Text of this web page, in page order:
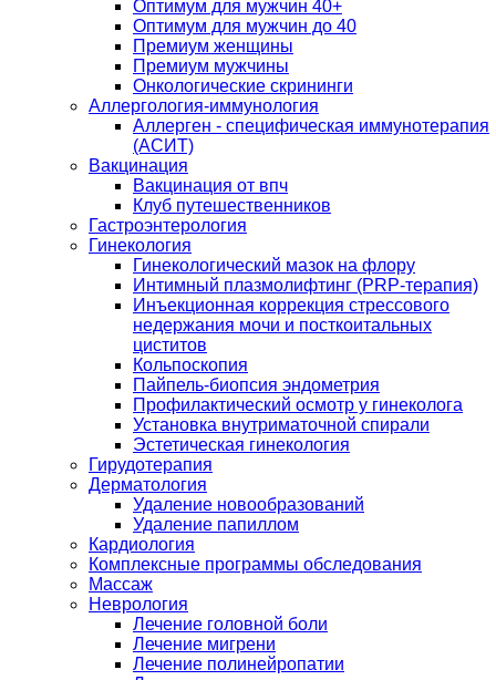
Оптимум для мужчин 40+
Оптимум для мужчин до 40
Премиум женщины
Премиум мужчины
Онкологические скрининги
Аллергология-иммунология
Аллерген - специфическая иммунотерапия
(АСИТ)
Вакцинация
Вакцинация от впч
Клуб путешественников
Гастроэнтерология
Гинекология
Гинекологический мазок на флору
Интимный плазмолифтинг (PRP-терапия)
Инъекционная коррекция стрессового
недержания мочи и посткоитальных
циститов
Кольпоскопия
Пайпель-биопсия эндометрия
Профилактический осмотр у гинеколога
Установка внутриматочной спирали
Эстетическая гинекология
Гирудотерапия
Дерматология
Удаление новообразований
Удаление папиллом
Кардиология
Комплексные программы обследования
Массаж
Неврология
Лечение головной боли
Лечение мигрени
Лечение полинейропатии